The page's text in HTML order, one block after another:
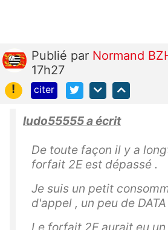
Publié par Normand
17h27
!
citer
ludo55555 a écrit
De toute façon il y a
forfait 2E est dépassé .
Je suis un petit
d'appel , un peu de